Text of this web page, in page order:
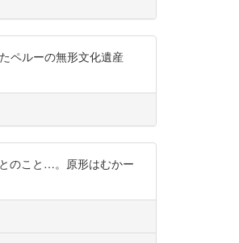
ペルーの無形文化遺産
のこと…。原形はむかー